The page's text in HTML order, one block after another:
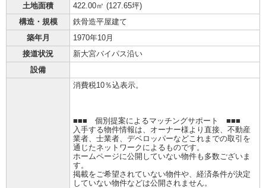
土地面積
422.00㎡ (127.65坪)
構造・規模
鉄骨造平屋建て
築年月
1970年10月
接道状況
新大宮バイパス沿い
設備
消費税10％込表示。
■■■ 個別提案によるマッチングサポート ■■■
入手する物件情報は、オーナー様より直接、不動産
業者、士業者、デベロッパーなどこれまでの取引を
通じたネットワークによるものです。
ホームページに公開していない物件も多数ございま
す。
掲載をご希望されていない物件や、経済条件が決定
していない物件などは公開されません。